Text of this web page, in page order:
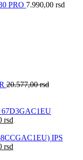
PRO 7.990,00 rsd
20.577,00rsd
67D3GAC1EU
rsd
IPS
rsd